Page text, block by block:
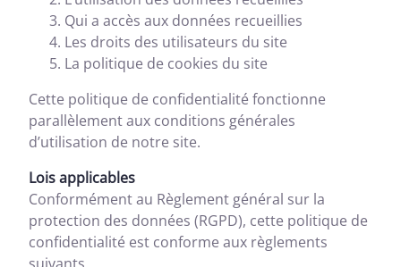
Qui a accès aux données recueillies
Les droits des utilisateurs du site
La politique de cookies du site
Cette politique de confidentialité fonctionne
parallèlement aux conditions générales
d’utilisation de notre site.
Lois applicables
Conformément au Règlement général sur la
protection des données (RGPD), cette politique de
confidentialité est conforme aux règlements